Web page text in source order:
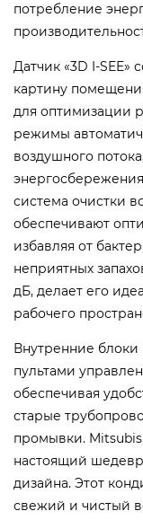
потребление
Датчик «3D I-SEE»
картину
для оптимизации
режимы
воздушного
система очистки
обеспечивают
избавляя от
неприятных
дБ, делает его
рабочего
Внутренние блоки
пультами
обеспечивая
старые
промывки.
настоящий
дизайна. Этот
свежий и чистый